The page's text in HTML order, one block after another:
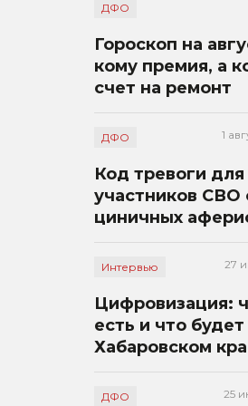
ДФО
Гороскоп на
кому премия, а
счет на ремонт
ДФО 1
Код тревоги
участников СВО
циничных
Интервью 27
Цифровизация:
есть и что будет
Хабаровском
ДФО 25